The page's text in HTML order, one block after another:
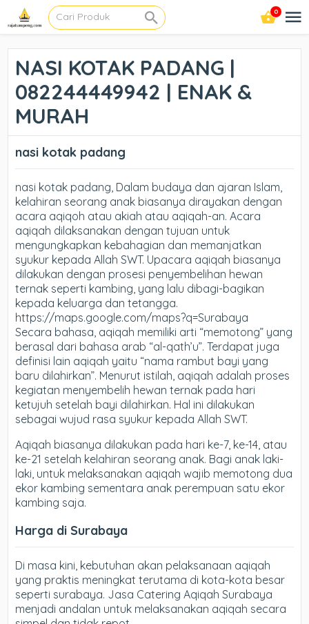
0
NASI KOTAK PADANG |
082244449942 | ENAK &
MURAH
nasi kotak padang
nasi kotak padang, Dalam budaya dan ajaran Islam,
kelahiran seorang anak biasanya dirayakan dengan
acara aqiqoh atau akiah atau aqiqah-an. Acara
aqiqah dilaksanakan dengan tujuan untuk
mengungkapkan kebahagian dan memanjatkan
syukur kepada Allah SWT. Upacara aqiqah biasanya
dilakukan dengan prosesi penyembelihan hewan
ternak seperti kambing, yang lalu dibagi-bagikan
kepada keluarga dan tetangga.
https://maps.google.com/maps?q=Surabaya
Secara bahasa, aqiqah memiliki arti “memotong” yang
berasal dari bahasa arab “al-qath’u”. Terdapat juga
definisi lain aqiqah yaitu “nama rambut bayi yang
baru dilahirkan”. Menurut istilah, aqiqah adalah proses
kegiatan menyembelih hewan ternak pada hari
ketujuh setelah bayi dilahirkan. Hal ini dilakukan
sebagai wujud rasa syukur kepada Allah SWT.
Aqiqah biasanya dilakukan pada hari ke-7, ke-14, atau
ke-21 setelah kelahiran seorang anak. Bagi anak laki-
laki, untuk melaksanakan aqiqah wajib memotong dua
ekor kambing sementara anak perempuan satu ekor
kambing saja.
Harga di Surabaya
Di masa kini, kebutuhan akan pelaksanaan aqiqah
yang praktis meningkat terutama di kota-kota besar
seperti surabaya. Jasa Catering Aqiqah Surabaya
menjadi andalan untuk melaksanakan aqiqah secara